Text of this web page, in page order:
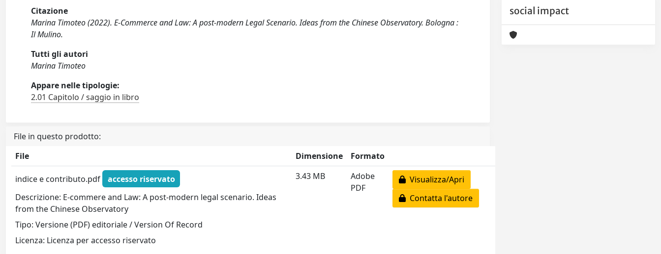
Citazione
Marina Timoteo (2022). E-Commerce and Law: A post-modern Legal Scenario. Ideas from the Chinese Observatory. Bologna :
Il Mulino.
Tutti gli autori
Marina Timoteo
Appare nelle tipologie:
2.01 Capitolo / saggio in libro
File in questo prodotto:
File
Dimensione Formato
indice e contributo.pdf
accesso riservato
Descrizione: E-commere and Law: A post-modern legal scenario. Ideas
from the Chinese Observatory
Tipo: Versione (PDF) editoriale / Version Of Record
Licenza: Licenza per accesso riservato
3.43 MB
Adobe
PDF
Visualizza/Apri
Contatta l'autore
social impact